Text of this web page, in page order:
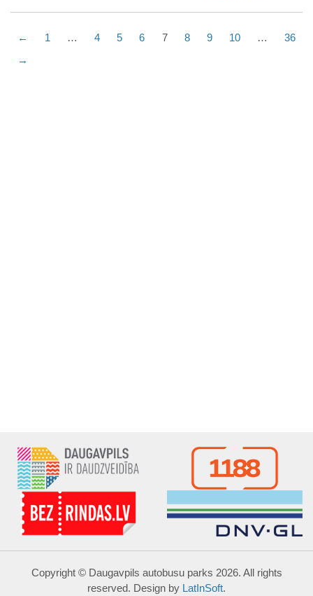
← 1 … 4 5 6 7 8 9 10 …
36
→
Copyright © Daugavpils autobusu parks 2026. All rights
reserved. Design by LatInSoft.